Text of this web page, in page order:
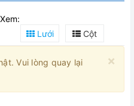
Xem:
Lưới
Cột
×
Vui lòng quay lại